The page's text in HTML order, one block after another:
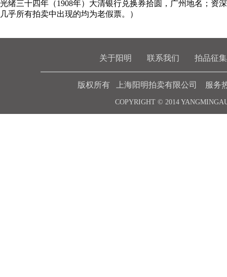
光绪三十四年（1908年）大清银行兑换券拾圆，广州地名；资
几乎所有拍卖中出现的均为老假票。）
关于阳明 联系我们 拍品征集
版权所有 上海阳明拍卖有限公司 服务
COPYRIGHT © 2014